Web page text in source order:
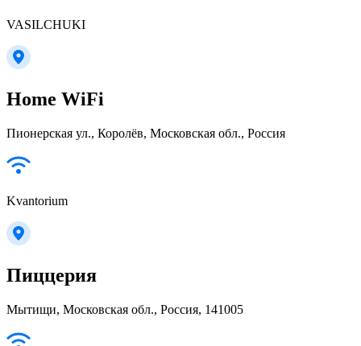
VASILCHUKI
Home WiFi
Пионерская ул., Королёв, Московская обл., Россия
Kvantorium
Пиццерия
Мытищи, Московская обл., Россия, 141005